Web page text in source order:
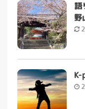
語
野
K-